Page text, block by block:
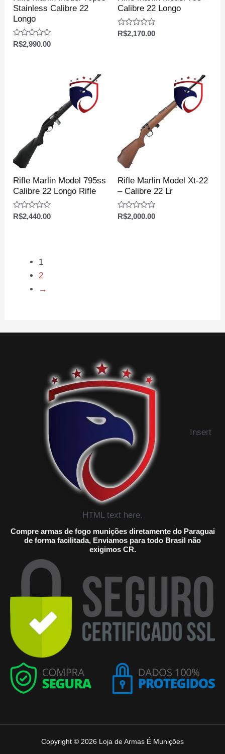
Stainless Calibre 22
Longo
Avaliação
R$2,990.00
Calibre 22 Longo
Avaliação
R$2,170.00
Rifle Marlin Model 795ss
Calibre 22 Longo Rifle
Avaliação
R$2,440.00
Rifle Marlin Model Xt-22
– Calibre 22 Lr
Avaliação
R$2,000.00
1
2
→
Insert
HTML text here.
Compre armas de fogo munições diretamente do Paraguai
de forma facilitada, Enviamos para todo Brasil não
exigimos CR.
Copyright © 2026 Loja de Armas É Munições